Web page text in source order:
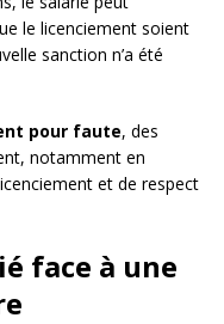
le licenciement soient
sanction n’a été
pour faute, des
notamment en
et de respect
face à une